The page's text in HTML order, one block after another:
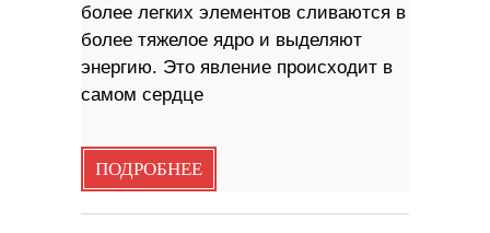
более легких элементов сливаются в
более тяжелое ядро ​​и выделяют
энергию. Это явление происходит в
самом сердце
ПОДРОБНЕЕ